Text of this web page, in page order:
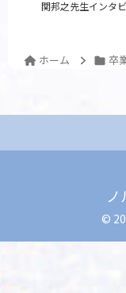
関邦之先生インタ
ホーム 卒
©